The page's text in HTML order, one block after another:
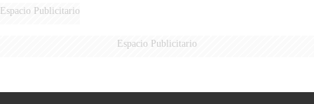
Espacio Publicitario
Espacio Publicitario